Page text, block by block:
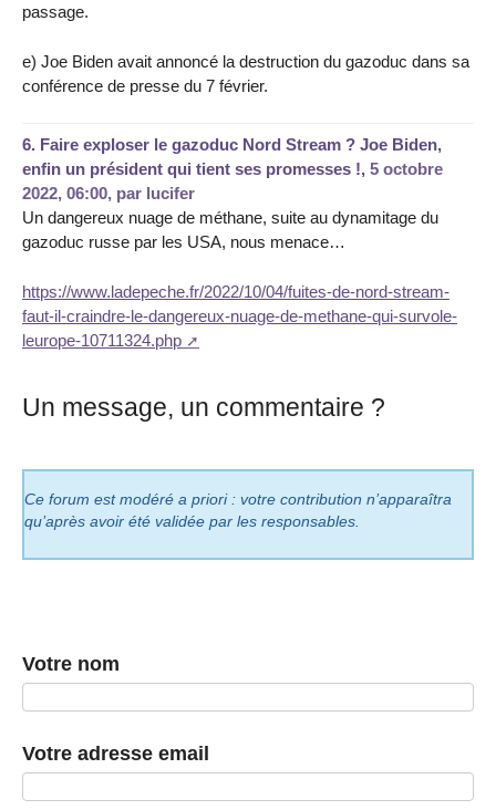
passage.
e) Joe Biden avait annoncé la destruction du gazoduc dans sa
conférence de presse du 7 février.
6. Faire exploser le gazoduc Nord Stream ? Joe Biden,
enfin un président qui tient ses promesses !, 5 octobre
2022, 06:00, par lucifer
Un dangereux nuage de méthane, suite au dynamitage du
gazoduc russe par les USA, nous menace…
https://www.ladepeche.fr/2022/10/04/fuites-de-nord-stream-
faut-il-craindre-le-dangereux-nuage-de-methane-qui-survole-
leurope-10711324.php
Un message, un commentaire ?
Ce forum est modéré a priori : votre contribution n’apparaîtra
qu’après avoir été validée par les responsables.
Votre nom
Votre adresse email